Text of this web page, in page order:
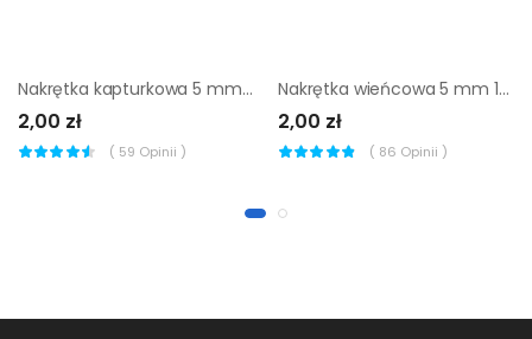
Nakrętka kapturkowa 5 mm 15 szt. Standers
2,00 zł
( 59 Opinii )
Nakrętka wieńcowa 5 mm 10 szt. Standers
2,00 zł
( 86 Opinii )